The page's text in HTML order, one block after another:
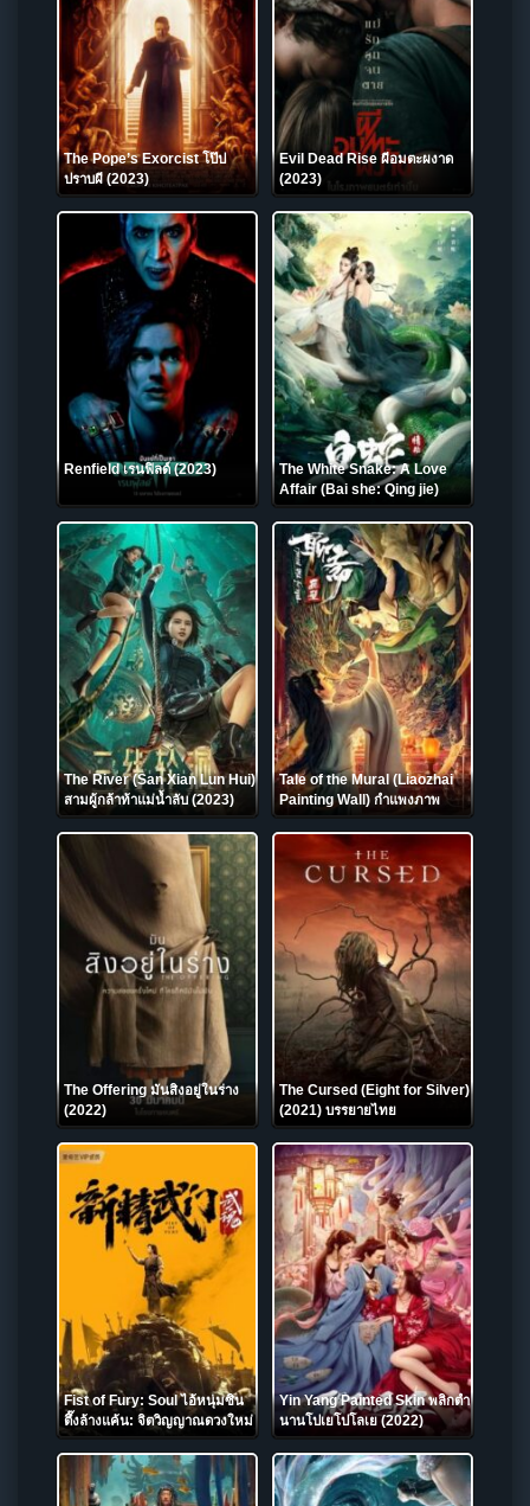
The Pope’s Exorcist โป๊ป
ปราบผี (2023)
Evil Dead Rise ผีอมตะผงาด
(2023)
Renfield เรนฟิลด์ (2023)
The White Snake: A Love
Affair (Bai she: Qing jie)
นางพญางูขาว ：วิบากกรรมแห่ง
รัก (2021)
The River (San Xian Lun Hui)
สามผู้กล้าท้าแม่น้ำลับ (2023)
Tale of the Mural (Liaozhai
Painting Wall) กำแพงภาพ
ปีศาจ (2023)
The Offering มันสิงอยู่ในร่าง
(2022)
The Cursed (Eight for Silver)
(2021) บรรยายไทย
Fist of Fury: Soul ไอ้หนุ่มซิน
ตึ๊งล้างแค้น: จิตวิญญาณดวงใหม่
(2021) บรรยายไทย
Yin Yang Painted Skin พลิกตำ
นานโปเยโปโลเย (2022)